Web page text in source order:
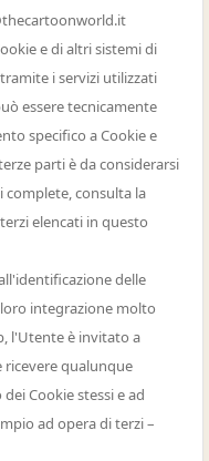
e di altri sistemi di
i servizi utilizzati
essere tecnicamente
specifico a Cookie e
parti è da considerarsi
consulta la
elencati in questo
delle
integrazione molto
l'Utente è invitato a
ricevere qualunque
Cookie stessi e ad
ad opera di terzi –